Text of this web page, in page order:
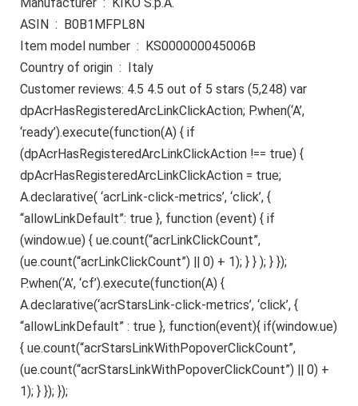
ASIN ‏ : ‎ B0B1MFPL8N
Item model number ‏ : ‎ KS000000045006B
Country of origin ‏ : ‎ Italy
Customer reviews: 4.5 4.5 out of 5 stars (5,248) var
dpAcrHasRegisteredArcLinkClickAction; P.when(‘A’,
‘ready’).execute(function(A) { if
(dpAcrHasRegisteredArcLinkClickAction !== true) {
dpAcrHasRegisteredArcLinkClickAction = true;
A.declarative( ‘acrLink-click-metrics’, ‘click’, {
“allowLinkDefault”: true }, function (event) { if
(window.ue) { ue.count(“acrLinkClickCount”,
(ue.count(“acrLinkClickCount”) || 0) + 1); } } ); } });
P.when(‘A’, ‘cf’).execute(function(A) {
A.declarative(‘acrStarsLink-click-metrics’, ‘click’, {
“allowLinkDefault” : true }, function(event){ if(window.ue)
{ ue.count(“acrStarsLinkWithPopoverClickCount”,
(ue.count(“acrStarsLinkWithPopoverClickCount”) || 0) +
1); } }); });